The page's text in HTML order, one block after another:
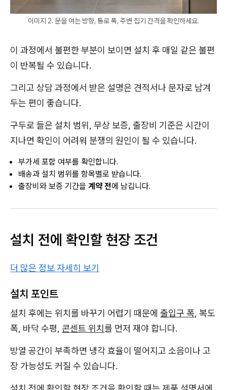
이미지 2. 문을 여는 방향, 통로 폭, 주변 집기 간격을 확인하세요.
이 과정에서 불편한 부분이 보이면 설치 후 매일 같은 불편
이 반복될 수 있습니다.
그리고 상담 과정에서 받은 설명은 견적서나 문자로 남겨
두는 편이 좋습니다.
구두로 들은 설치 범위, 무상 보증, 출장비 기준은 시간이
지나면 확인이 어려워 분쟁의 원인이 될 수 있습니다.
부가세 포함 여부를 확인합니다.
배송과 설치 범위를 항목별로 받습니다.
출장비와 보증 기간을 계약 전에 남깁니다.
설치 전에 확인할 현장 조건
더 많은 정보 자세히 보기
설치 포인트
설치 후에는 위치를 바꾸기 어렵기 때문에 출입구 폭, 복도
폭, 바닥 수평, 콘센트 위치를 먼저 재야 합니다.
방열 공간이 부족하면 냉각 효율이 떨어지고 소음이나 고
장 가능성도 커질 수 있습니다.